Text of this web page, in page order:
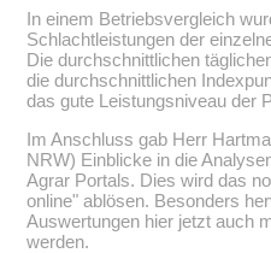
In einem Betriebsvergleich
Schlachtleistungen der
Die durchschnittlichen
die durchschnittlichen
das gute Leistungsniveau der
Im Anschluss gab Herr
NRW) Einblicke in die
Agrar Portals. Dies wird das
online ablösen. Besonders
Auswertungen hier jetzt auch
werden.